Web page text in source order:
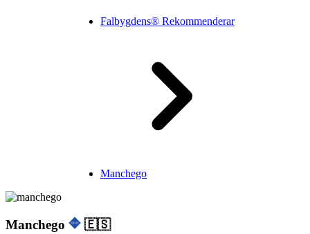
Falbygdens® Rekommenderar
Manchego
Manchego 🇪🇸